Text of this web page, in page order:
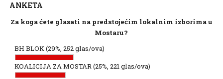
ANKETA
Za koga ćete glasati na predstojećim lokalnim izborima u
Mostaru?
BH BLOK(29%, 252 glas/ova)
KOALICIJA ZA MOSTAR(25%, 221 glas/ova)